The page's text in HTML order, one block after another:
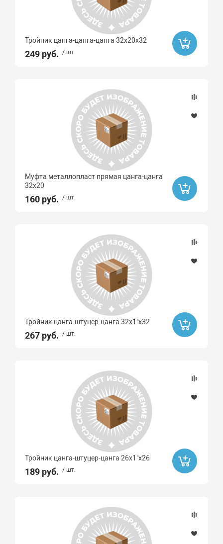
Тройник цанга-цанга-цанга 32х20х32
249 руб. / шт.
Муфта металлопласт прямая цанга-цанга
32х20
160 руб. / шт.
Тройник цанга-штуцер-цанга 32х1"x32
267 руб. / шт.
Тройник цанга-штуцер-цанга 26х1"x26
189 руб. / шт.